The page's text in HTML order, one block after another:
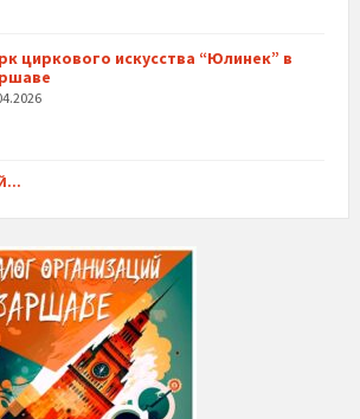
циркового искусства “Юлинек” в